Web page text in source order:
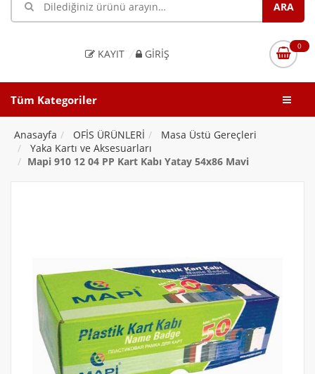
KAYIT GIRIŞ
0
Tüm Kategoriler
Anasayfa OFİS ÜRÜNLERİ
Masa Üstü Gereçleri
Yaka Kartı ve Aksesuarları
Mapi 910 12 04 PP Kart Kabı Yatay 54x86 Mavi